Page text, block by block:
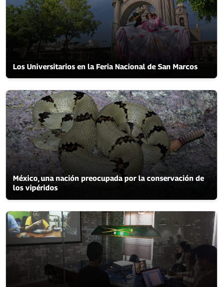
Los Universitarios en la Feria Nacional de San Marcos
México, una nación preocupada por la conservación de
los vipéridos